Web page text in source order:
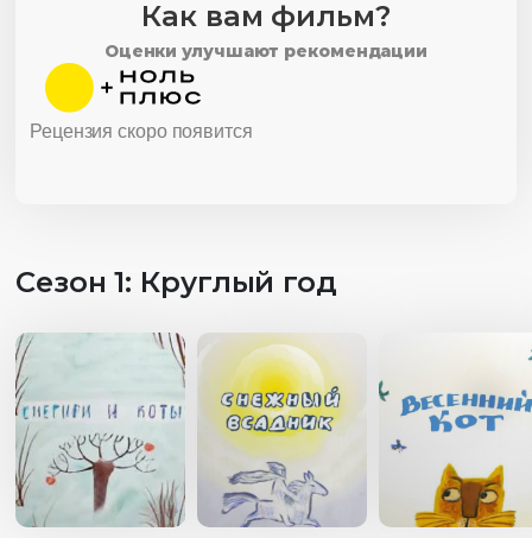
Как вам фильм?
Оценки улучшают рекомендации
Рецензия скоро появится
Сезон 1: Круглый год